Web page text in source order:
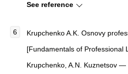
See reference
Krupchenko A.K. Osnovy
[Fundamentals of Professional
Krupchenko, A.N. Kuznetsov